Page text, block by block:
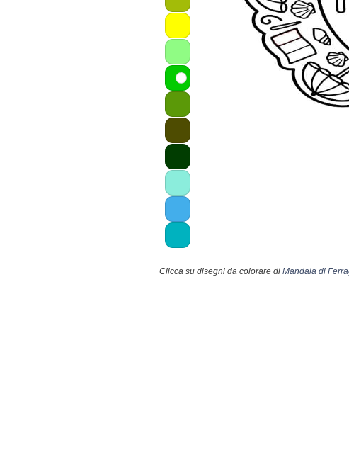
Clicca su disegni da colorare di Mandala di